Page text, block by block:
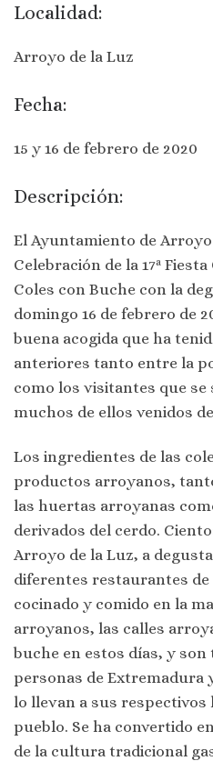
Localidad:
Arroyo de la Luz
Fecha:
15 y 16 de febrero de 2020
Descripción:
El Ayuntamiento de
Celebración de la 17ª
Coles con Buche con la
domingo 16 de febrero de
buena acogida que ha
anteriores tanto entre la
como los visitantes que se
muchos de ellos venidos
Los ingredientes de las
productos arroyanos,
las huertas arroyanas
derivados del cerdo.
Arroyo de la Luz, a
diferentes restaurantes
cocinado y comido en la
arroyanos, las calles
buche en estos días, y
personas de Extremadura
lo llevan a sus respectivos
pueblo. Se ha convertido
de la cultura tradicional